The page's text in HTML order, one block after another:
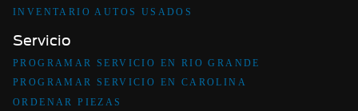
INVENTARIO AUTOS USADOS
Servicio
PROGRAMAR SERVICIO EN RIO GRANDE
PROGRAMAR SERVICIO EN CAROLINA
ORDENAR PIEZAS